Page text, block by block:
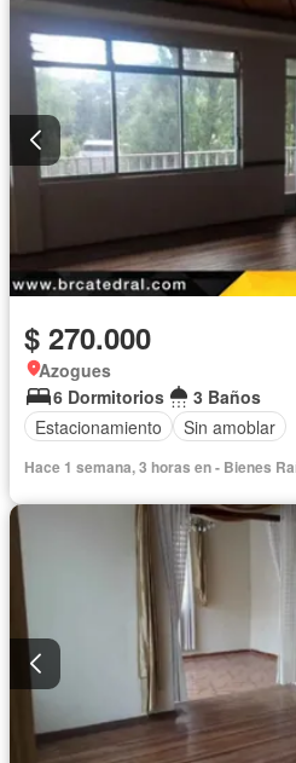
$ 270.000
Azogues
6 Dormitorios
3 Baños
Estacionamiento
Sin amoblar
Hace 1 semana, 3 horas en - Bienes